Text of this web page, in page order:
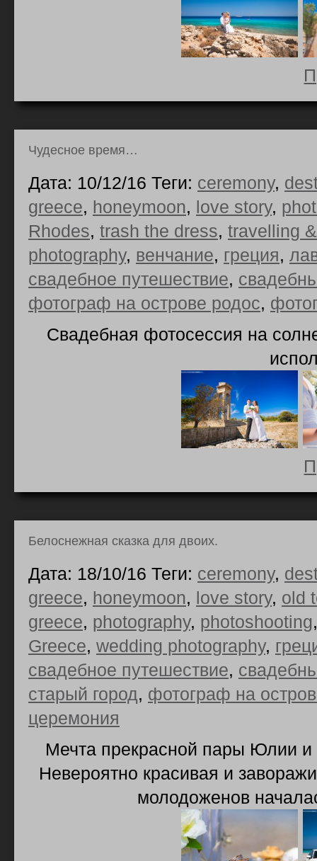
Чудесное время…
Дата: 10/12/16 Теги: ceremony,
greece, honeymoon, love story,
Rhodes, trash the dress, travelling
photography, венчание, греция,
свадебное путешествие,
фотограф на острове родос,
Свадебная фотосессия на
Белоснежная сказка для двоих.
Дата: 18/10/16 Теги: ceremony,
greece, honeymoon, love story, old
greece, photography, photoshooting
Greece, wedding photography,
свадебное путешествие,
старый город, фотограф на
церемония
Мечта прекрасной пары Юлии и
Невероятно красивая и
молодоженов